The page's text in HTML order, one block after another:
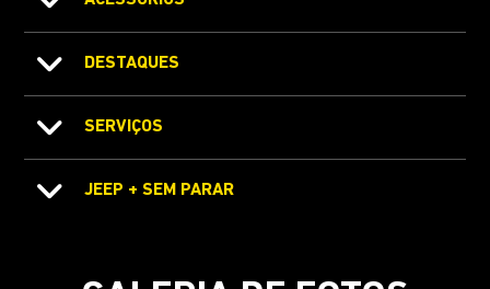
DESTAQUES
SERVIÇOS
JEEP + SEM PARAR